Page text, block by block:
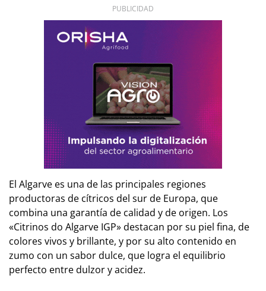
PUBLICIDAD
El Algarve es una de las principales regiones
productoras de cítricos del sur de Europa, que
combina una garantía de calidad y de origen. Los
«Citrinos do Algarve IGP» destacan por su piel fina, de
colores vivos y brillante, y por su alto contenido en
zumo con un sabor dulce, que logra el equilibrio
perfecto entre dulzor y acidez.